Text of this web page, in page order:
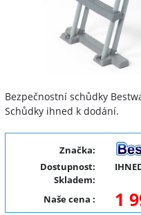
Bezpečnostní schůdky
Schůdky ihned k dodání.
Značka:
Dostupnost:
Skladem:
Naše cena : 1